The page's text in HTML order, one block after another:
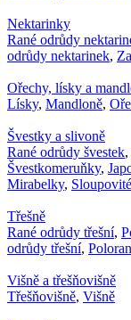
Nektarinky
Rané odrůdy
odrůdy nektarinek,
Ořechy, lísky a
Lísky, Mandloně,
Švestky a slivoně
Rané odrůdy švestek,
Švestkomeruňky,
Mirabelky,
Třešně
Rané odrůdy třešní,
odrůdy třešní,
Višně a třešňovišně
Třešňovišně, Višně